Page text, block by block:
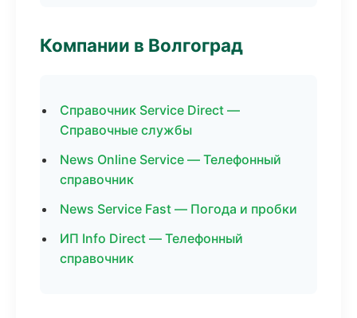
Компании в Волгоград
Справочник Service Direct —
Справочные службы
News Online Service — Телефонный
справочник
News Service Fast — Погода и пробки
ИП Info Direct — Телефонный
справочник